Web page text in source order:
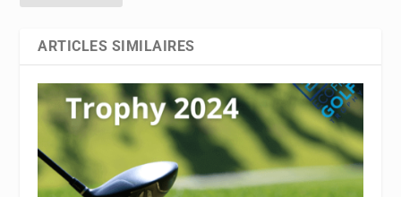
ARTICLES SIMILAIRES